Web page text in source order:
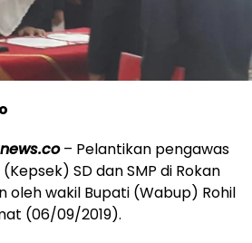
– Pelantikan pengawas
SD dan SMP di Rokan
oleh wakil Bupati (Wabup) Rohil
(06/09/2019).